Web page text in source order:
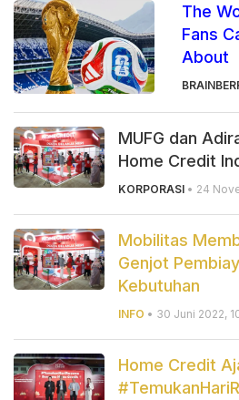
The
Fans
About
MUFG dan
Home Credit
KORPORASI • 24
Mobilitas
Genjot
Kebutuhan
INFO • 30 Juni 2022,
Home Credit